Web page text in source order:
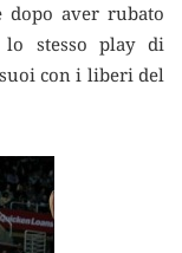
dopo aver rubato
stesso play di
con i liberi del